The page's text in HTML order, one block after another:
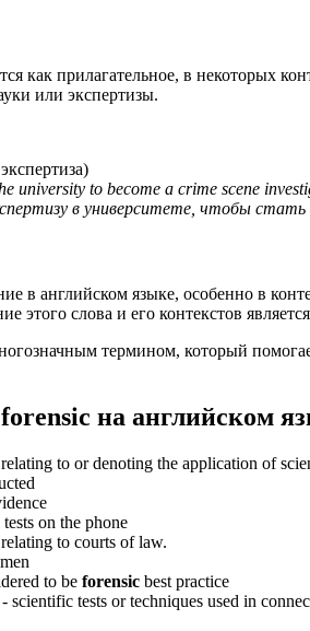
как прилагательное, в некоторых
или экспертизы.
university to become a crime scene
в университете, чтобы стать
в английском языке, особенно в
этого слова и его контекстов
термином, который
forensic на английском
to or denoting the application of
on the phone
to courts of law.
to be forensic best practice
- scientific tests or techniques used in